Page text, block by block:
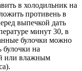
в холодильник на
противень в
выпечкой дать
минут 30, в
булочки можно
булочки на
или влажным